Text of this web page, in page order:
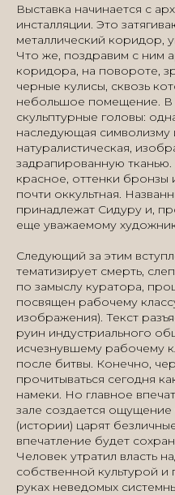
Выставка начинается с
инсталляции. Это
металлический коридор,
Что же, поздравим с ним
коридора, на повороте,
черные кулисы, сквозь
небольшое помещение. В
скульптурные головы:
наследующая символизму
натуралистическая,
задрапированную
красное, оттенки
почти оккультная.
принадлежат Сидуру и,
еще уважаемому
Следующий за этим
тематизирует смерть,
по замыслу куратора,
посвящен рабочему
изображения). Текст
руин индустриального
исчезнувшему рабочему
после битвы. Конечно,
прочитываться сегодня
намеки. Но главное
зале создается ощущение
(истории) царят
впечатление будет
Человек утратил власть
собственной культурой и
руках неведомых